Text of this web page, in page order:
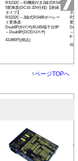
RS232C⇔ID機能付き2線式RS48
5変換器(DC10-32V仕様)【絶縁
タイプ】
RS232C⇔2線式RS485ボーレー
ト変換器
Dsub9P(ｵｽ/ｲﾝﾁ)/RJ45/端子台9P
⇔Dsub9P(DCE/ﾒｽ/ｲﾝﾁ)
43,890円(税込)
タ
変
P
↑ページTOPへ